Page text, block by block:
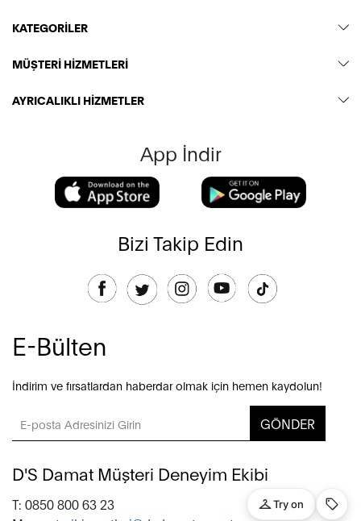
KATEGORİLER
MÜŞTERİ HİZMETLERİ
AYRICALIKLI HİZMETLER
App İndir
Bizi Takip Edin
E-Bülten
İndirim ve fırsatlardan haberdar olmak için hemen kaydolun!
GÖNDER
D'S Damat Müşteri Deneyim Ekibi
T: 0850 800 63 23